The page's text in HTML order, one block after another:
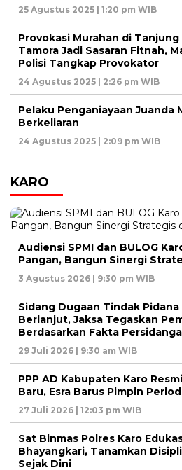
25 Agustus 2025 | 1:20 pm WIB
Provokasi Murahan di Tanjung
Tamora Jadi Sasaran Fitnah,
Polisi Tangkap Provokator
24 Agustus 2025 | 2:26 pm WIB
Pelaku Penganiayaan Juanda
Berkeliaran
24 Agustus 2025 | 2:09 pm WIB
KARO
Audiensi SPMI dan BULOG
Pangan, Bangun Sinergi
3 Agustus 2026 | 9:30 pm WIB
Sidang Dugaan Tindak
Berlanjut, Jaksa Tegaskan
Berdasarkan Fakta
29 Juli 2026 | 9:30 am WIB
PPP AD Kabupaten Karo
Baru, Esra Barus Pimpin
27 Juli 2026 | 12:03 pm WIB
Sat Binmas Polres Karo
Bhayangkari, Tanamkan
Sejak Dini